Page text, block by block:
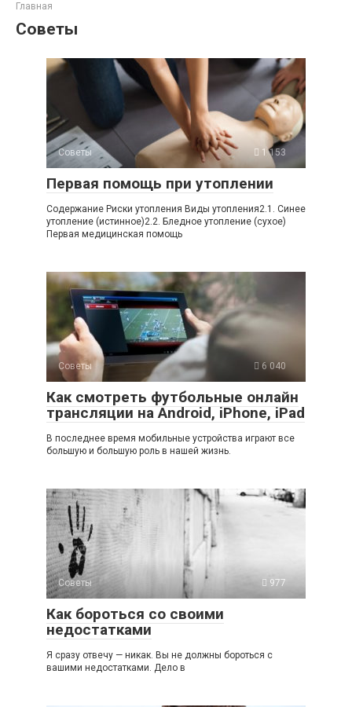
Главная
Советы
Советы 1 153
Первая помощь при утоплении
Содержание Риски утопления Виды утопления2.1. Синее
утопление (истинное)2.2. Бледное утопление (сухое)
Первая медицинская помощь
Советы 6 040
Как смотреть футбольные онлайн
трансляции на Android, iPhone, iPad
В последнее время мобильные устройства играют все
большую и большую роль в нашей жизнь.
Советы 977
Как бороться со своими
недостатками
Я сразу отвечу — никак. Вы не должны бороться с
вашими недостатками. Дело в